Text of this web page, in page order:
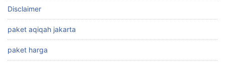
Disclaimer
paket aqiqah jakarta
paket harga